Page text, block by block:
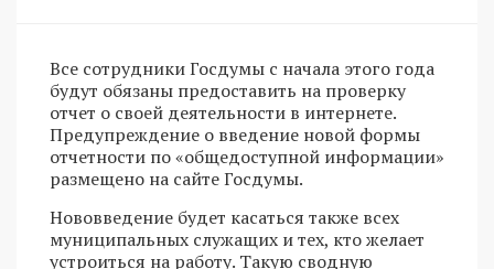
Все сотрудники Госдумы с начала этого года
будут обязаны предоставить на проверку
отчет о своей деятельности в интернете.
Предупреждение о введение новой формы
отчетности по «общедоступной информации»
размещено на сайте Госдумы.
Нововведение будет касаться также всех
муниципальных служащих и тех, кто желает
устроиться на работу. Такую сводную